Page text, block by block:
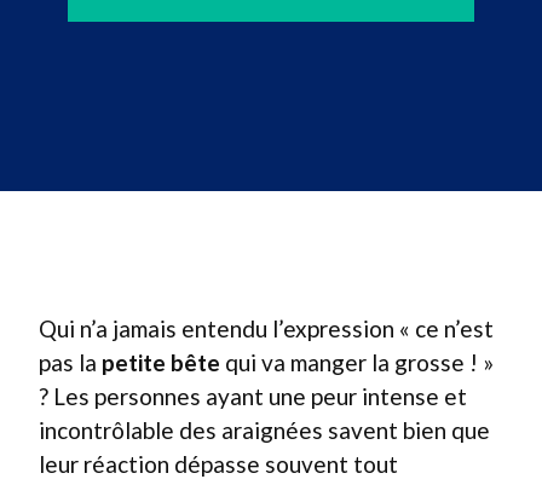
Qui n’a jamais entendu l’expression « ce n’est
pas la petite bête qui va manger la grosse ! »
? Les personnes ayant une peur intense et
incontrôlable des araignées savent bien que
leur réaction dépasse souvent tout